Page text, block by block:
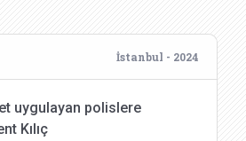
İstanbul - 2024
uygulayan polislere
Kılıç